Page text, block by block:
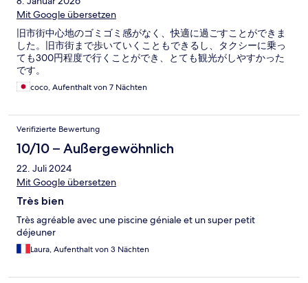
Mit Google übersetzen
旧市街中心地のゴミゴミ感がなく、快適に過ごすことができま
した。旧市街まで歩いていくこともできるし、タクシーに乗っ
ても300円程度で行くことができ、とても観光がしやすかった
です。
coco, Aufenthalt von 7 Nächten
Verifizierte Bewertung
10/10 – Außergewöhnlich
22. Juli 2024
Mit Google übersetzen
Très bien
Très agréable avec une piscine géniale et un super petit
déjeuner
Laura, Aufenthalt von 3 Nächten